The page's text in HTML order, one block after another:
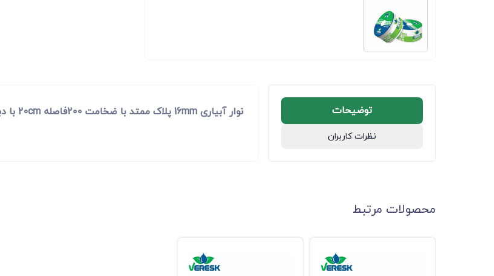
توضیحات
نظرات کاربران
نوار آبیاری 16mm پلاک ممتد با ضخامت 200فاصله 20cm با دبی 2 لیتر
محصولات مرتبط